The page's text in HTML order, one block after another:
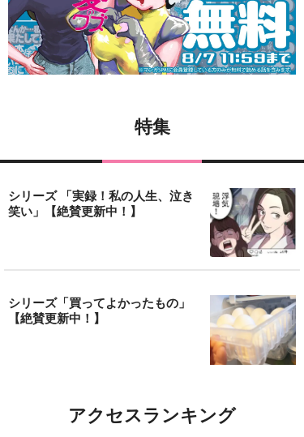
特集
シリーズ 「実録！私の人生、泣き
笑い」【絶賛更新中！】
シリーズ「買ってよかったもの」
【絶賛更新中！】
アクセスランキング